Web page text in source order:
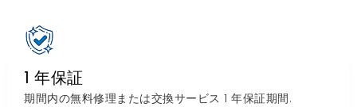
1 年保証
期間内の無料修理または交換サービス 1 年保証期間.